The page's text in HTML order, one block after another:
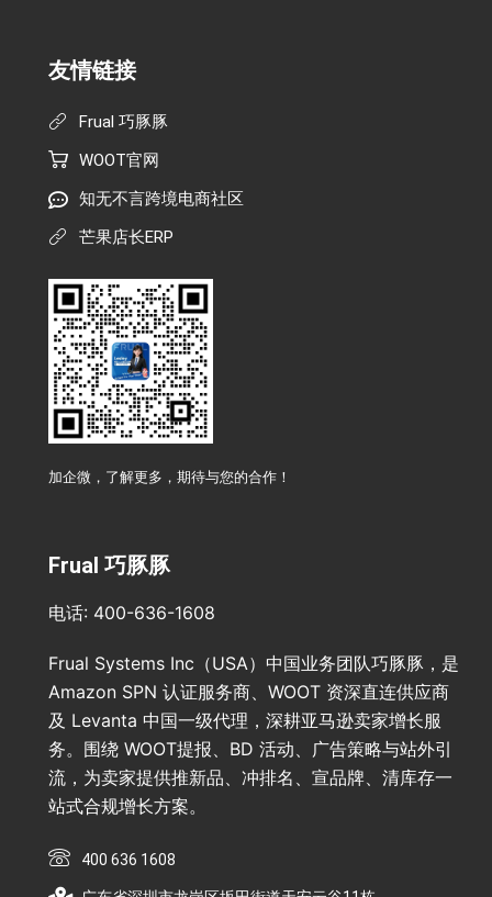
友情链接
Frual 巧豚豚
WOOT官网
知无不言跨境电商社区
芒果店长ERP
加企微，了解更多，期待与您的合作！
Frual 巧豚豚
电话: 400-636-1608
Frual Systems Inc（USA）中国业务团队巧豚豚，是
Amazon SPN 认证服务商、WOOT 资深直连供应商
及 Levanta 中国一级代理，深耕亚马逊卖家增长服
务。围绕 WOOT提报、BD 活动、广告策略与站外引
流，为卖家提供推新品、冲排名、宣品牌、清库存一
站式合规增长方案。
400 636 1608